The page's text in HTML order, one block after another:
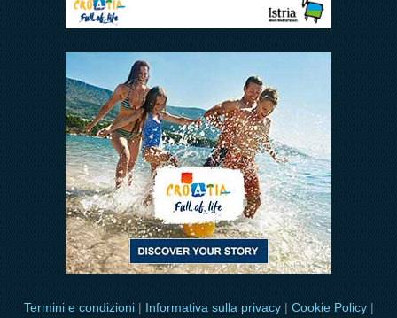
Termini e condizioni| Informativa sulla privacy| Cookie Policy|